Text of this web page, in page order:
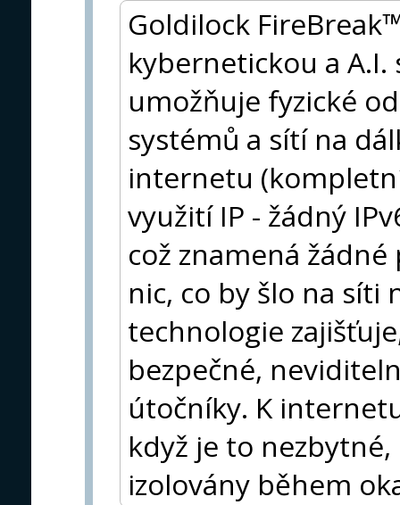
Goldilock
kybernetickou a
umožňuje fyzické
systémů a sítí na
internetu
využití IP - žádný
což znamená
nic, co by šlo na síti
technologie
bezpečné,
útočníky. K
když je to
izolovány během